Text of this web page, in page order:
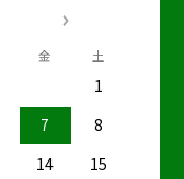
金 土
1
7
8
14
15